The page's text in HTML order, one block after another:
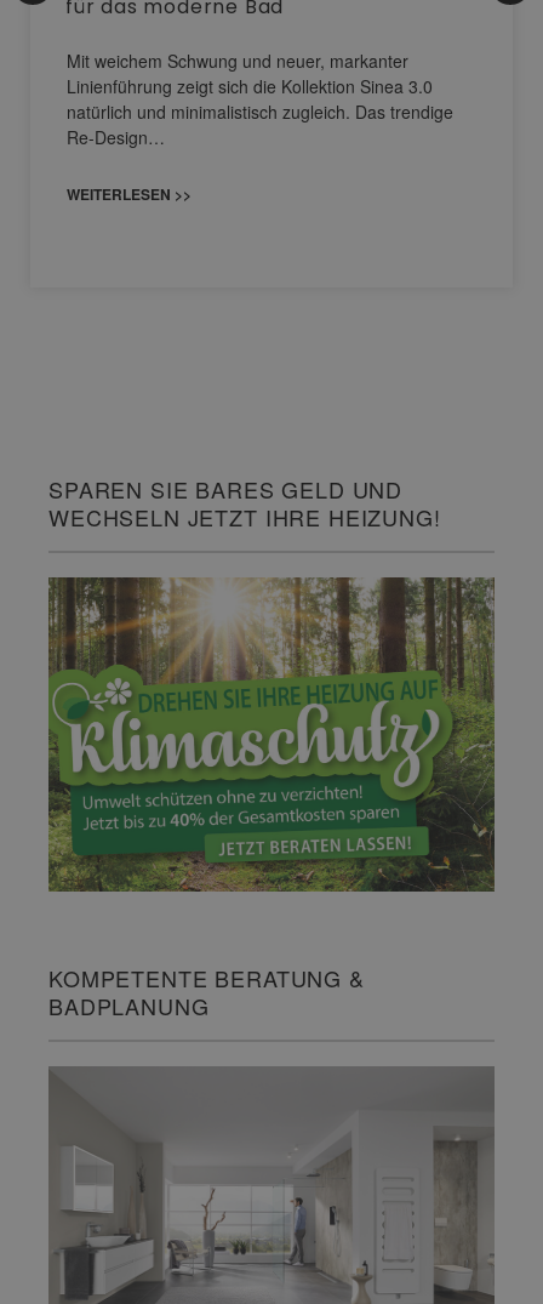
für das moderne Bad
Mit weichem Schwung und neuer, markanter
Linienführung zeigt sich die Kollektion Sinea 3.0
natürlich und minimalistisch zugleich. Das trendige
Re-Design…
WEITERLESEN >>
SPAREN SIE BARES GELD UND
WECHSELN JETZT IHRE HEIZUNG!
KOMPETENTE BERATUNG &
BADPLANUNG